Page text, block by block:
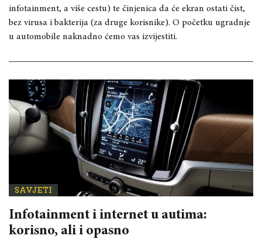
infotainment, a više cestu) te činjenica da će ekran ostati čist,
bez virusa i bakterija (za druge korisnike). O početku ugradnje
u automobile naknadno ćemo vas izvijestiti.
SAVJETI
Infotainment i internet u autima:
korisno, ali i opasno